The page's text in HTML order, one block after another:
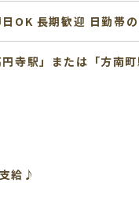
日OK 長期歓迎 日勤帯
寺駅」または「方南
給♪